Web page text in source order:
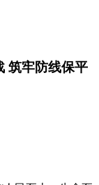
筑牢防线保平